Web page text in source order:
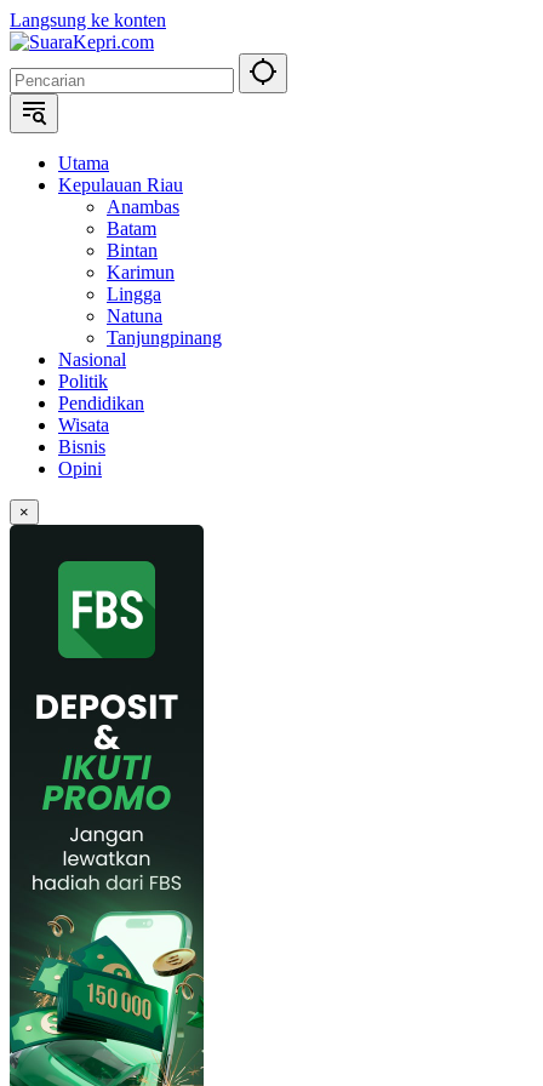
Langsung ke konten
Utama
Kepulauan Riau
Anambas
Batam
Bintan
Karimun
Lingga
Natuna
Tanjungpinang
Nasional
Politik
Pendidikan
Wisata
Bisnis
Opini
×